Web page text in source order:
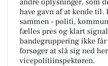
have gavn af at kende til.
sammen - politi,
fælles pres og klart
bandegruppering ikke
forsøger at slå sig ned
vicepolitiinspektøren.